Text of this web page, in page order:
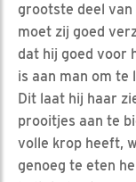
grootste deel
moet zij goed
dat hij goed voor
is aan man om te
Dit laat hij haar
prooitjes aan te
volle krop heeft,
genoeg te eten